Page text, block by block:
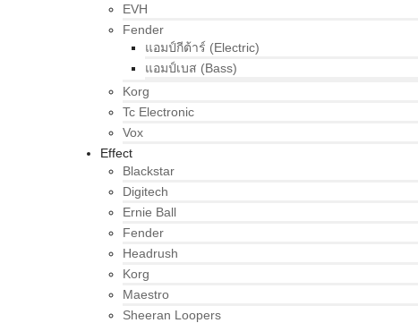
EVH
Fender
แอมป์กีต้าร์ (Electric)
แอมป์เบส (Bass)
Korg
Tc Electronic
Vox
Effect
Blackstar
Digitech
Ernie Ball
Fender
Headrush
Korg
Maestro
Sheeran Loopers